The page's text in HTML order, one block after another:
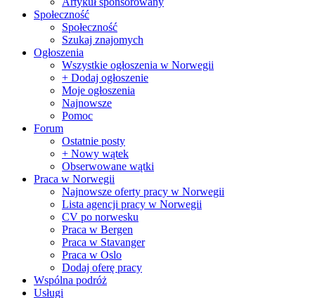
Społeczność
Społeczność
Szukaj znajomych
Ogłoszenia
Wszystkie ogłoszenia w Norwegii
+ Dodaj ogłoszenie
Moje ogłoszenia
Najnowsze
Pomoc
Forum
Ostatnie posty
+ Nowy wątek
Obserwowane wątki
Praca w Norwegii
Najnowsze oferty pracy w Norwegii
Lista agencji pracy w Norwegii
CV po norwesku
Praca w Bergen
Praca w Stavanger
Praca w Oslo
Dodaj oferę pracy
Wspólna podróż
Usługi